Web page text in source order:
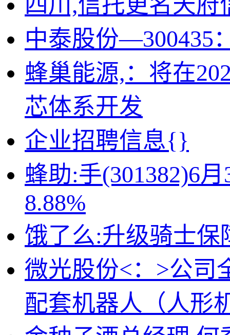
中泰股份—300435
蜂巢能源,：将在
芯体系开发
企业招聘信息{}
蜂助:手(301382)6
8.88%
饿了么:升级骑士
微光股份<：>公司
配套机器人（人形